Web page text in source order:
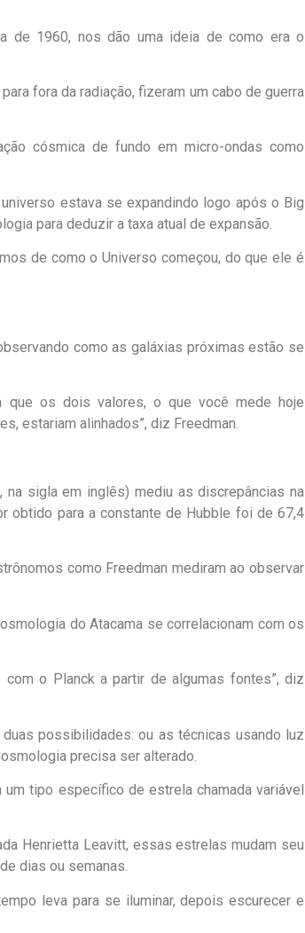
de 1960, nos dão uma ideia de como era o
fora da radiação, fizeram um cabo de guerra
cósmica de fundo em micro-ondas como
estava se expandindo logo após o Big
para deduzir a taxa atual de expansão.
de como o Universo começou, do que ele é
como as galáxias próximas estão se
que os dois valores, o que você mede hoje
estariam alinhados”, diz Freedman.
na sigla em inglês) mediu as discrepâncias na
obtido para a constante de Hubble foi de 67,4
como Freedman mediram ao observar
do Atacama se correlacionam com os
o Planck a partir de algumas fontes”, diz
possibilidades: ou as técnicas usando luz
precisa ser alterado.
tipo específico de estrela chamada variável
Henrietta Leavitt, essas estrelas mudam seu
dias ou semanas.
leva para se iluminar, depois escurecer e